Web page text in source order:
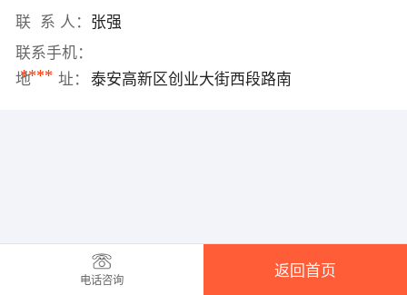
联 系 人： 张强
联系手机：
****
地 址： 泰安高新区创业大街西段路南
电话咨询
返回首页